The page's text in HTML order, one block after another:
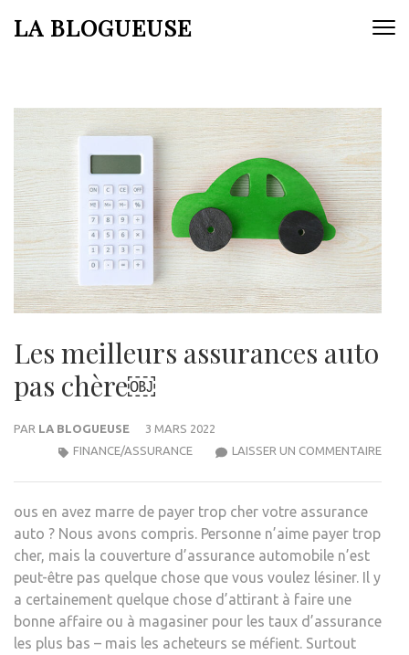
auLA BLOGUEUSE
Les meilleurs assurances auto
pas chère￼
PAR LA BLOGUEUSE
3 MARS 2022
LAISSER UN COMMENTAIRELES
FINANCE/ASSURANCE
ous en avez marre de payer trop cher votre assurance
auto ? Nous avons compris. Personne n’aime payer trop
cher, mais la couverture d’assurance automobile n’est
peut-être pas quelque chose que vous voulez lésiner. Il y
a certainement quelque chose d’attirant à faire une
bonne affaire ou à magasiner pour les taux d’assurance
les plus bas – mais les acheteurs se méfient. Surtout